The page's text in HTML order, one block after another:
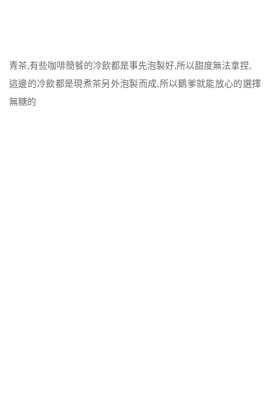
青茶,有些咖啡簡餐的冷飲都是事先泡製好,所以甜度無法拿捏,
這邊的冷飲都是現煮茶另外泡製而成,所以鵝爹就能放心的選擇
無糖的